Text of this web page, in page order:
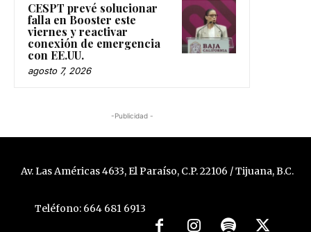
CESPT prevé solucionar
falla en Booster este
viernes y reactivar
conexión de emergencia
con EE.UU.
agosto 7, 2026
-Publicidad -
Av. Las Américas 4633, El Paraíso, C.P. 22106 / Tijuana, B.C.
Teléfono: 664 681 6913